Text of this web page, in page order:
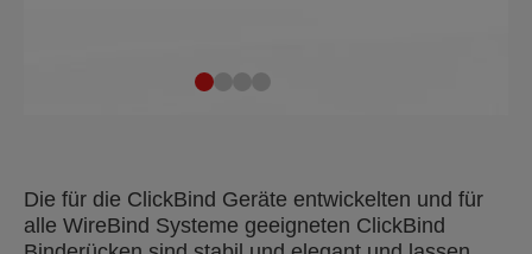
Die für die ClickBind Geräte entwickelten und für
alle WireBind Systeme geeigneten ClickBind